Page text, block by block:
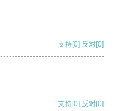
支持[0] 反对[0]
支持[0] 反对[0]